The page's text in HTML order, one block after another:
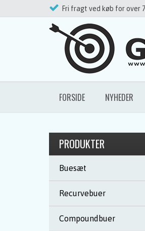
Fri fragt ved køb for over
FORSIDE NYHEDER
PRODUKTER
Buesæt
Recurvebuer
Compoundbuer